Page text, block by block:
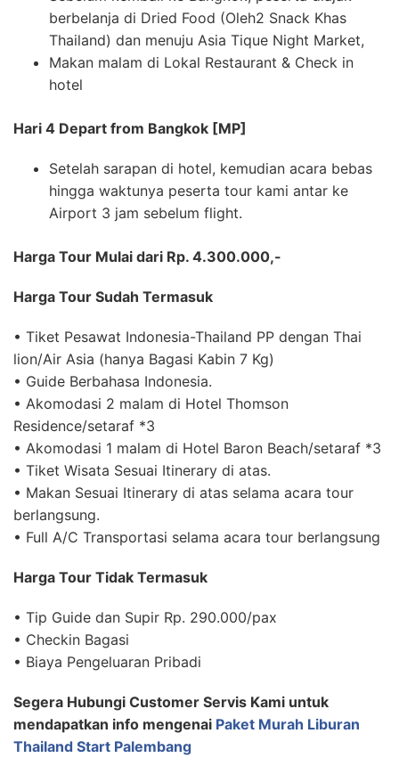
berbelanja di Dried Food (Oleh2 Snack Khas
Thailand) dan menuju Asia Tique Night Market,
Makan malam di Lokal Restaurant & Check in
hotel
Hari 4 Depart from Bangkok [MP]
Setelah sarapan di hotel, kemudian acara bebas
hingga waktunya peserta tour kami antar ke
Airport 3 jam sebelum flight.
Harga Tour Mulai dari Rp. 4.300.000,-
Harga Tour Sudah Termasuk
• Tiket Pesawat Indonesia-Thailand PP dengan Thai
lion/Air Asia (hanya Bagasi Kabin 7 Kg)
• Guide Berbahasa Indonesia.
• Akomodasi 2 malam di Hotel Thomson
Residence/setaraf *3
• Akomodasi 1 malam di Hotel Baron Beach/setaraf *3
• Tiket Wisata Sesuai Itinerary di atas.
• Makan Sesuai Itinerary di atas selama acara tour
berlangsung.
• Full A/C Transportasi selama acara tour berlangsung
Harga Tour Tidak Termasuk
• Tip Guide dan Supir Rp. 290.000/pax
• Checkin Bagasi
• Biaya Pengeluaran Pribadi
Segera Hubungi Customer Servis Kami untuk
mendapatkan info mengenai Paket Murah Liburan
Thailand Start Palembang